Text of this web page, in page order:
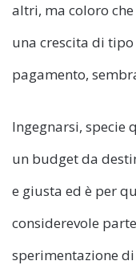
altri, ma coloro
una crescita di
pagamento,
Ingegnarsi, specie
un budget da
e giusta ed è per
considerevole
sperimentazione